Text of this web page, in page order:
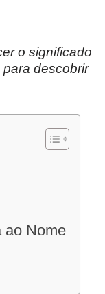
o significado
descobrir
ao Nome